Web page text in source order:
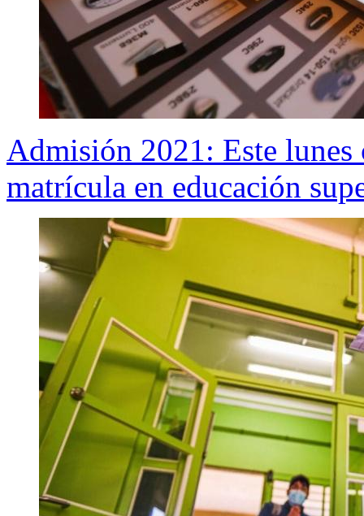
Admisión 2021: Este lunes
matrícula en educación